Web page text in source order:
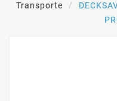
Transporte